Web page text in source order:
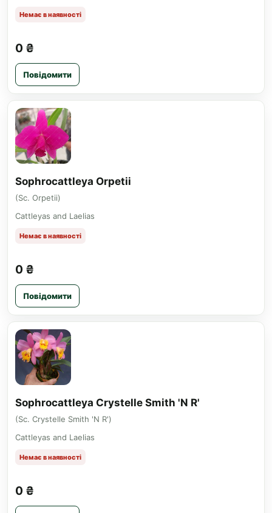
Немає в наявності
0 ₴
Повідомити
Sophrocattleya Orpetii
(Sc. Orpetii)
Cattleyas and Laelias
Немає в наявності
0 ₴
Повідомити
Sophrocattleya Crystelle Smith 'N R'
(Sc. Crystelle Smith 'N R')
Cattleyas and Laelias
Немає в наявності
0 ₴